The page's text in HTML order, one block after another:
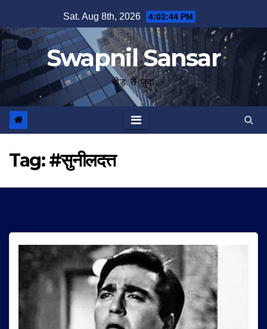
to
content
Sat. Aug 8th, 2026 4:03:45 PM
Swapnil Sansar
भीड़ से जुदा
Tag:#सुनीलदत्त